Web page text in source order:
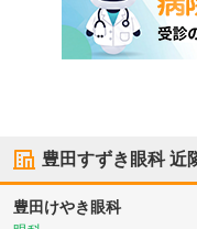
豊田すずき眼科近
豊田けやき眼科